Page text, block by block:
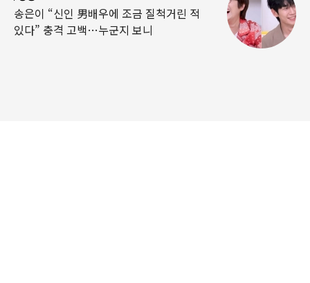
송은이 “신인 男배우에 조금 질척거린 적
있다” 충격 고백…누군지 보니